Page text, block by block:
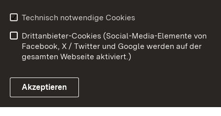
Link zum Landesportal
Barrierefreiheit
Impressum Cookies
Technisch notwendige Cookies
Drittanbieter-Cookies (Social-Media-Elemente von
Facebook, X / Twitter und Google werden auf der
gesamten Webseite aktiviert.)
Akzeptieren